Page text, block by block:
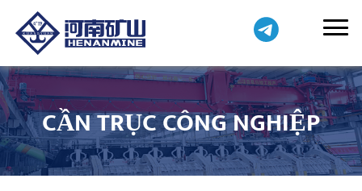
CẦN TRỤC CÔNG NGHIỆP